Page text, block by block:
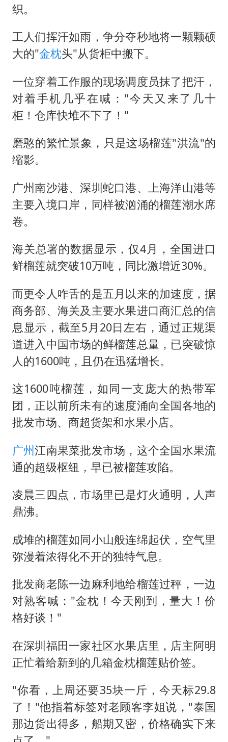
织。
工人们挥汗如雨，争分夺秒地将一颗颗硕
大的"金枕头"从货柜中搬下。
一位穿着工作服的现场调度员抹了把汗，
对着手机几乎在喊："今天又来了几十
柜！仓库快堆不下了！"
磨憨的繁忙景象，只是这场榴莲"洪流"的
缩影。
广州南沙港、深圳蛇口港、上海洋山港等
主要入境口岸，同样被汹涌的榴莲潮水席
卷。
海关总署的数据显示，仅4月，全国进口
鲜榴莲就突破10万吨，同比激增近30%。
而更令人咋舌的是五月以来的加速度，据
商务部、海关及主要水果进口商汇总的信
息显示，截至5月20日左右，通过正规渠
道进入中国市场的鲜榴莲总量，已突破惊
人的1600吨，且仍在迅猛增长。
这1600吨榴莲，如同一支庞大的热带军
团，正以前所未有的速度涌向全国各地的
批发市场、商超货架和水果小店。
广州江南果菜批发市场，这个全国水果流
通的超级枢纽，早已被榴莲攻陷。
凌晨三四点，市场里已是灯火通明，人声
鼎沸。
成堆的榴莲如同小山般连绵起伏，空气里
弥漫着浓得化不开的独特气息。
批发商老陈一边麻利地给榴莲过秤，一边
对熟客喊："金枕！今天刚到，量大！价
格好谈！"
在深圳福田一家社区水果店里，店主阿明
正忙着给新到的几箱金枕榴莲贴价签。
"你看，上周还要35块一斤，今天标29.8
了！"他指着标签对老顾客李姐说，"泰国
那边货出得多，船期又密，价格确实下来